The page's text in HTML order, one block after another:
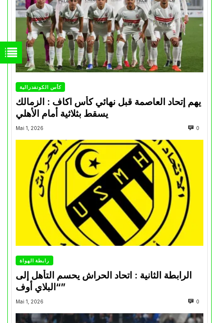
كأس الكونفدرالية
يهم إتحاد العاصمة قبل نهائي كأس اكاف : الزمالك
Mai 1, 2026 0
رابطة الهواة
الرابطة الثانية : اتحاد الحراش يحسم التأهل إلى
“البلاي أوف”
Mai 1, 2026 0